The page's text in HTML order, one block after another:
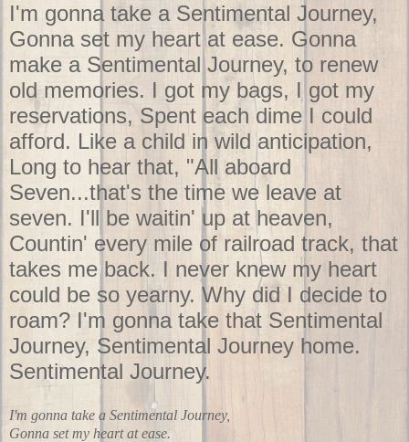
I'm gonna take a Sentimental Journey,
Gonna set my heart at ease. Gonna
make a Sentimental Journey, to renew
old memories. I got my bags, I got my
reservations, Spent each dime I could
afford. Like a child in wild anticipation,
Long to hear that, "All aboard
Seven...that's the time we leave at
seven. I'll be waitin' up at heaven,
Countin' every mile of railroad track, that
takes me back. I never knew my heart
could be so yearny. Why did I decide to
roam? I'm gonna take that Sentimental
Journey, Sentimental Journey home.
Sentimental Journey.
I'm gonna take a Sentimental Journey,
Gonna set my heart at ease.